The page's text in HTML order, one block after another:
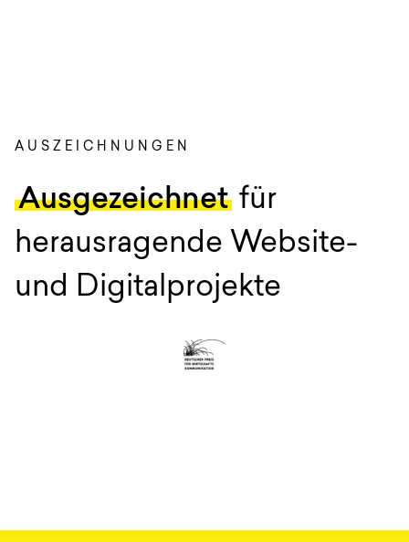
AUSZEICHNUNGEN
:Ausgezeichnet für
herausragende Website-
und Digitalprojekte